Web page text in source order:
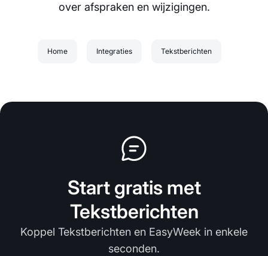
over afspraken en wijzigingen.
Home Integraties Tekstberichten
Start gratis met
Tekstberichten
Koppel Tekstberichten en EasyWeek in enkele
seconden.